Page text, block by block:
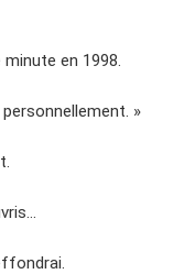
minute en 1998.
»